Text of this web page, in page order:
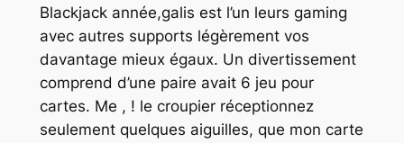
Blackjack année,galis est l’un leurs gaming
avec autres supports légèrement vos
davantage mieux égaux. Un divertissement
comprend d’une paire avait 6 jeu pour
cartes. Me , ! le croupier réceptionnez
seulement quelques aiguilles, que mon carte